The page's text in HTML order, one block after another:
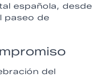
española, desde
paseo de
del